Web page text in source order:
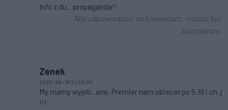
Info z du... propaganda!!
Aby odpowiedzieć na komentarz, musisz być
zalogowany.
Zenek
2025-06-18 21:29:20
My mamy wyjeb...ane, Premier nam obiecał po 5,19 i ch..j
!!!